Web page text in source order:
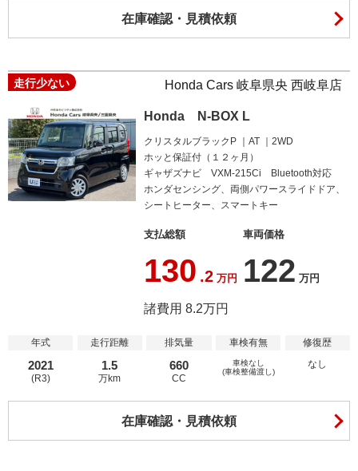
在庫確認・見積依頼
走行少ない Honda Cars 岐阜県央 西岐阜店
Honda N-BOX L
クリスタルブラックP AT
2WD
ホッと保証付（１２ヶ月）
ギャザズナビ VXM-215Ci Bluetooth対応
ホンダセンシング、両側パワースライドドア、
シートヒーター、スマートキー
支払総額
130 .2 万円
車両価格
122 万円
諸費用 8.2万円
年式
2021
(R3)
走行距離
1.5
万km
排気量
660
CC
車検有無
車検なし
(車検整備渡し)
修復歴
なし
在庫確認・見積依頼